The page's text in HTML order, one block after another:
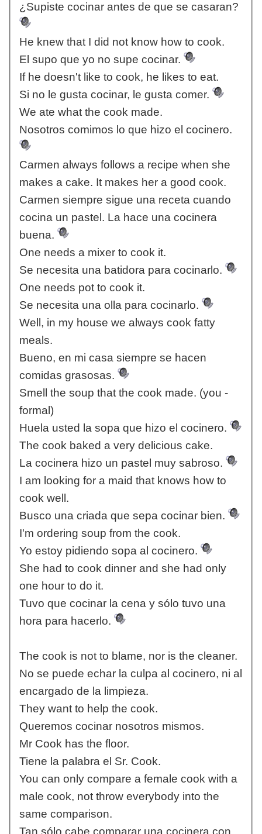
¿Supiste cocinar antes de que se casaran?
He knew that I did not know how to cook.
El supo que yo no supe cocinar.
If he doesn't like to cook, he likes to eat.
Si no le gusta cocinar, le gusta comer.
We ate what the cook made.
Nosotros comimos lo que hizo el cocinero.
Carmen always follows a recipe when she
makes a cake. It makes her a good cook.
Carmen siempre sigue una receta cuando
cocina un pastel. La hace una cocinera
buena.
One needs a mixer to cook it.
Se necesita una batidora para cocinarlo.
One needs pot to cook it.
Se necesita una olla para cocinarlo.
Well, in my house we always cook fatty
meals.
Bueno, en mi casa siempre se hacen
comidas grasosas.
Smell the soup that the cook made. (you -
formal)
Huela usted la sopa que hizo el cocinero.
The cook baked a very delicious cake.
La cocinera hizo un pastel muy sabroso.
I am looking for a maid that knows how to
cook well.
Busco una criada que sepa cocinar bien.
I'm ordering soup from the cook.
Yo estoy pidiendo sopa al cocinero.
She had to cook dinner and she had only
one hour to do it.
Tuvo que cocinar la cena y sólo tuvo una
hora para hacerlo.
The cook is not to blame, nor is the cleaner.
No se puede echar la culpa al cocinero, ni al
encargado de la limpieza.
They want to help the cook.
Queremos cocinar nosotros mismos.
Mr Cook has the floor.
Tiene la palabra el Sr. Cook.
You can only compare a female cook with a
male cook, not throw everybody into the
same comparison.
Tan sólo cabe comparar una cocinera con